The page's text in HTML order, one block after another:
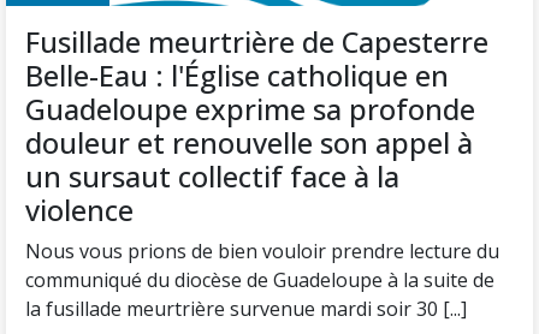
Fusillade meurtrière de Capesterre
Belle-Eau : l'Église catholique en
Guadeloupe exprime sa profonde
douleur et renouvelle son appel à
un sursaut collectif face à la
violence
Nous vous prions de bien vouloir prendre lecture du
communiqué du diocèse de Guadeloupe à la suite de
la fusillade meurtrière survenue mardi soir 30 [...]